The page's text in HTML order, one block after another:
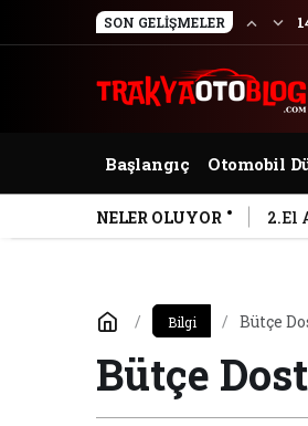
SON GELIŞMELER
Başlangıç Otomobil
NELER OLUYOR 2.El
Bilgi Bütçe
Bütçe